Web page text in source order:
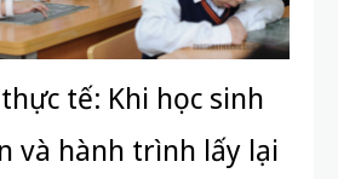
tế: Khi học sinh
và hành trình lấy lại